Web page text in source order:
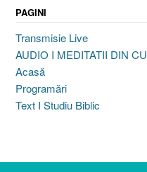
PAGINI
Transmisie Live
AUDIO I MEDITATII DIN
Acasă
Programări
Text I Studiu Biblic